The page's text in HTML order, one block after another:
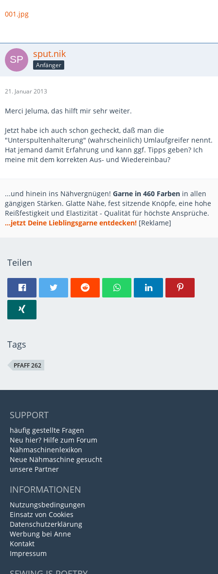
001.jpg
sput.nik
Anfänger
21. Januar 2013
Merci Jeluma, das hilft mir sehr weiter.
Jetzt habe ich auch schon gecheckt, daß man die
"Unterspultenhalterung" (wahrscheinlich) Umlaufgreifer nennt.
Hat jemand damit Erfahrung und kann ggf. Tipps geben? Ich
meine mit dem korrekten Aus- und Wiedereinbau?
...und hinein ins Nähvergnügen! Garne in 460 Farben in allen
gängigen Stärken. Glatte Nähe, fest sitzende Knöpfe, eine hohe
Reißfestigkeit und Elastizität - Qualität für höchste Ansprüche.
...jetzt Deine Lieblingsgarne entdecken! [Reklame]
Teilen
Tags
PFAFF 262
SUPPORT
häufig gestellte Fragen
Neu hier? Hilfe zum Forum
Nähmaschinenlexikon
Neue Nähmaschine gesucht
unsere Partner
INFORMATIONEN
Nutzungsbedingungen
Einsatz von Cookies
Datenschutzerklärung
Werbung bei Anne
Kontakt
Impressum